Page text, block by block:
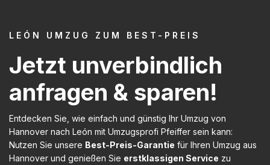
LEÓN UMZUG ZUM BEST-PREIS
Jetzt unverbindlich
anfragen & sparen!
Entdecken Sie, wie einfach und günstig Ihr Umzug von
Hannover nach León mit Umzugsprofi Pfeiffer sein kann:
Nutzen Sie unsere Best-Preis-Garantie für Ihren Umzug aus
Hannover und genießen Sie erstklassigen Service zu